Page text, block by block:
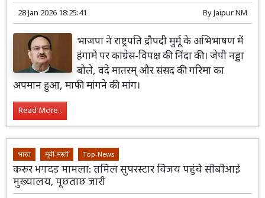
28 Jan 2026 18:25:41 ByJaipur NM
भाजपा ने राष्ट्रपति द्रौपदी मुर्मू के अभिभाषण में
हंगामे पर कांग्रेस-विपक्ष की निंदा की। जेपी नड्डा
बोले, वंदे मातरम् और संसद की गरिमा का
अपमान हुआ, माफी मांगने की मांग।
Read More...
भारत मूवी-मस्ती Top-News
करूर भगदड़ मामला: तमिल सुपरस्टार विजय पहुंचे सीबीआई
मुख्यालय, पूछताछ जारी